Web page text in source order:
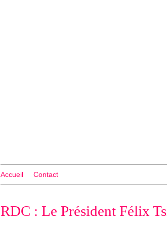
Accueil Contact
RDC : Le Président Félix